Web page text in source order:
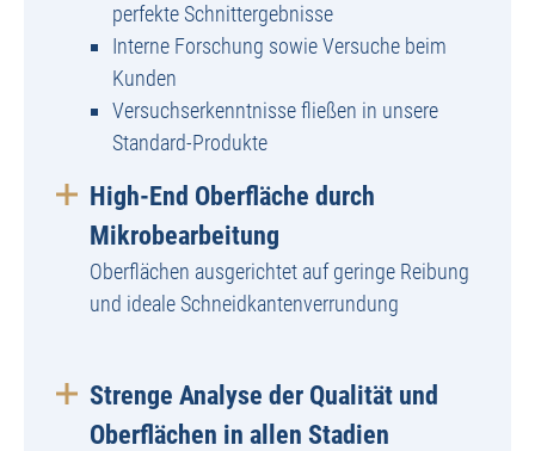
perfekte Schnittergebnisse
Interne Forschung sowie Versuche beim
Kunden
Versuchserkenntnisse fließen in unsere
Standard-Produkte
High-End Oberfläche durch
Mikrobearbeitung
Oberflächen ausgerichtet auf geringe Reibung
und ideale Schneidkantenverrundung
Strenge Analyse der Qualität und
Oberflächen in allen Stadien